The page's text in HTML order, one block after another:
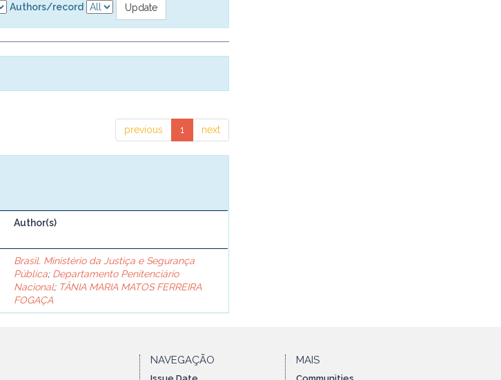
Authors/record
previous 1 next
Author(s)
Brasil. Ministério da Justiça e Segurança
Pública; Departamento Penitenciário
Nacional; TÂNIA MARIA MATOS FERREIRA
FOGAÇA
NAVEGAÇÃO MAIS